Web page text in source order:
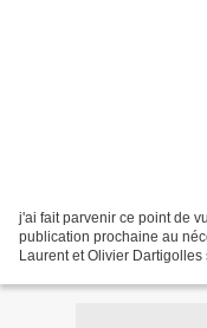
j'ai fait parvenir ce point de
publication prochaine au
Laurent et Olivier